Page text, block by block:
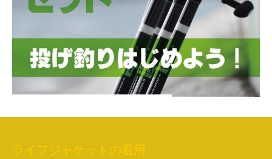
ライフジャケットの着用